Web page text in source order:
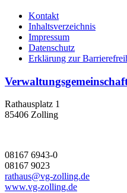
Kontakt
Inhaltsverzeichnis
Impressum
Datenschutz
Erklärung zur
Rathausplatz 1
85406 Zolling
08167 6943-0
08167 9023
rathaus@vg-zolling.de
www.vg-zolling.de